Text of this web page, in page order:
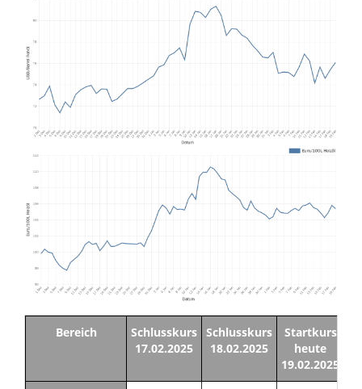
Bereich
Schlusskurs
17.02.2025
Schlusskurs
18.02.2025
Startkurs
heute
19.02.2025